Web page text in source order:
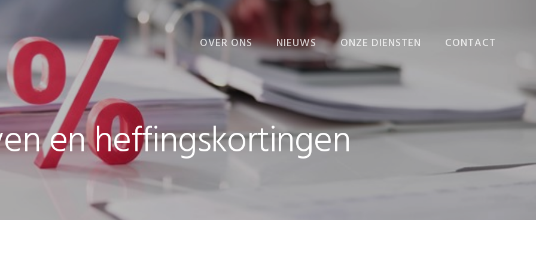
OVER ONS
VOORDELEN
NIEUWS
NIEUWS
EINDEJAARSNIEUWSBRIEF
ONZE DIENSTEN
ADMINISTRATIE
ADMINISTRATIEVE
ORGANISATIE EN
INTERNE BEHEERSING
CONTACT
en heffingskortingen